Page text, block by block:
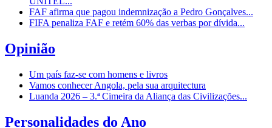
FAF afirma que pagou indemnização a Pedro Gonçalves...
FIFA penaliza FAF e retém 60% das verbas por dívida...
Opinião
Um país faz-se com homens e livros
Vamos conhecer Angola, pela sua arquitectura
Luanda 2026 – 3.ª Cimeira da Aliança das Civilizações...
Personalidades do Ano